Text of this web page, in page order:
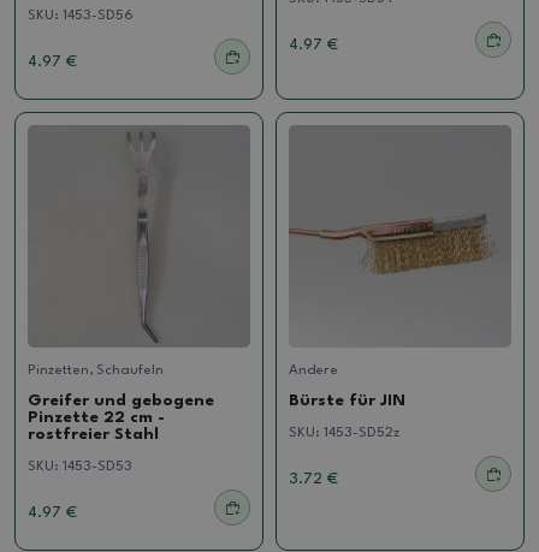
SKU: 1453-SD56
4.97 €
4.97 €
Pinzetten, Schaufeln
Greifer und gebogene
Pinzette 22 cm -
rostfreier Stahl
SKU: 1453-SD53
4.97 €
Andere
Bürste für JIN
SKU: 1453-SD52z
3.72 €